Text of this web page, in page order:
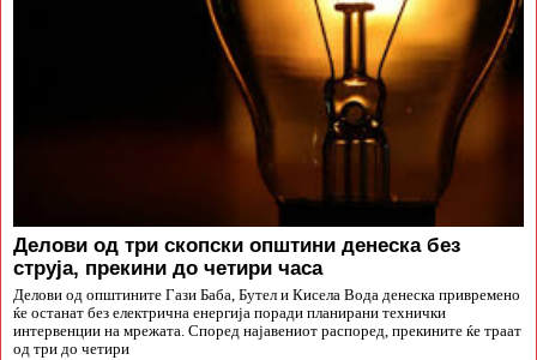
Делови од три скопски општини денеска без
струја, прекини до четири часа
Делови од општините Гази Баба, Бутел и Кисела Вода денеска привремено
ќе останат без електрична енергија поради планирани технички
интервенции на мрежата. Според најавениот распоред, прекините ќе траат
од три до четири